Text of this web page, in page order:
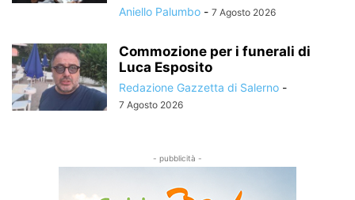
Aniello Palumbo - 7 Agosto 2026
Commozione per i funerali di
Luca Esposito
Redazione Gazzetta di Salerno -
7 Agosto 2026
- pubblicità -